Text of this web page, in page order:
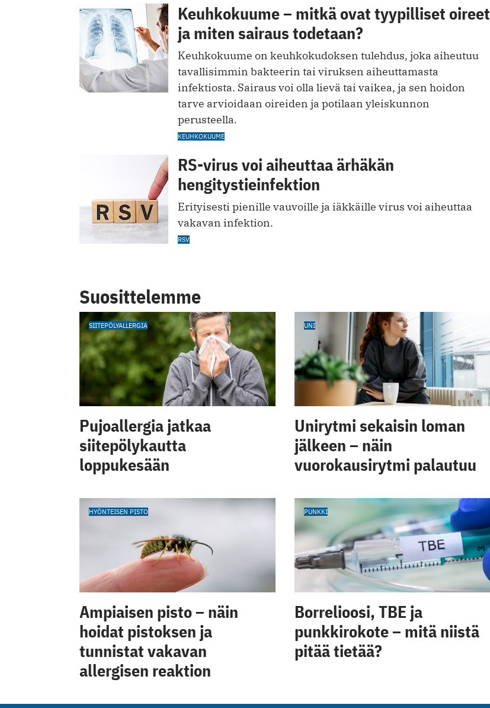
Keuhkokuume – mitkä ovat tyypilliset oireet
ja miten sairaus todetaan?
Keuhkokuume on keuhkokudoksen tulehdus, joka aiheutuu
tavallisimmin bakteerin tai viruksen aiheuttamasta
infektiosta. Sairaus voi olla lievä tai vaikea, ja sen hoidon
tarve arvioidaan oireiden ja potilaan yleiskunnon
perusteella.
KEUHKOKUUME
RS-virus voi aiheuttaa ärhäkän
hengitystieinfektion
Erityisesti pienille vauvoille ja iäkkäille virus voi aiheuttaa
vakavan infektion.
RSV
Suosittelemme
SIITEPÖLYALLERGIA
Pujoallergia jatkaa
siitepölykautta
loppukesään
UNI
Unirytmi sekaisin loman
jälkeen – näin
vuorokausirytmi palautuu
HYÖNTEISEN PISTO
Ampiaisen pisto – näin
hoidat pistoksen ja
tunnistat vakavan
allergisen reaktion
PUNKKI
Borrelioosi, TBE ja
punkkirokote – mitä niistä
pitää tietää?